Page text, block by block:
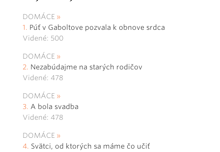
DOMÁCE
Púť v Gaboltove pozvala k obnove srdca
Videné: 500
DOMÁCE
Nezabúdajme na starých rodičov
Videné: 478
DOMÁCE
A bola svadba
Videné: 478
DOMÁCE
Svätci, od ktorých sa máme čo učiť